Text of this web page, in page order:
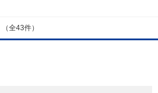
は取り扱いしておりません。
り、弊社では取り扱いしておりません。
ードで検索する
全43件）